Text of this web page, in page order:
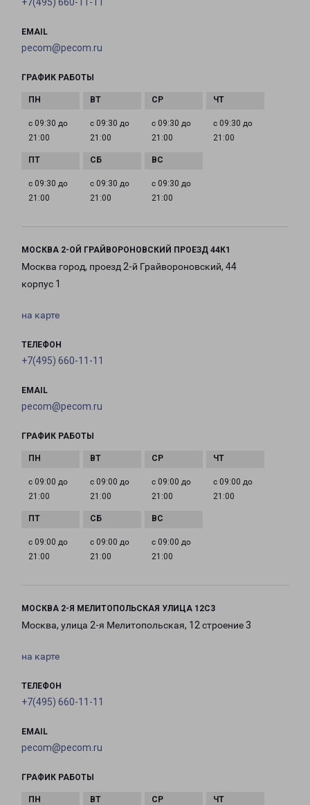
+7(495) 660-11-11
EMAIL
pecom@pecom.ru
ГРАФИК РАБОТЫ
с 09:30 до
21:00
с 09:30 до
21:00
с 09:30 до
21:00
с 09:30 до
21:00
с 09:30 до
21:00
с 09:30 до
21:00
с 09:30 до
21:00
МОСКВА 2-ОЙ ГРАЙВОРОНОВСКИЙ ПРОЕЗД 44К1
Москва город, проезд 2-й Грайвороновский, 44
корпус 1
на карте
ТЕЛЕФОН
+7(495) 660-11-11
EMAIL
pecom@pecom.ru
ГРАФИК РАБОТЫ
с 09:00 до
21:00
с 09:00 до
21:00
с 09:00 до
21:00
с 09:00 до
21:00
с 09:00 до
21:00
с 09:00 до
21:00
с 09:00 до
21:00
МОСКВА 2-Я МЕЛИТОПОЛЬСКАЯ УЛИЦА 12С3
Москва, улица 2-я Мелитопольская, 12 строение 3
на карте
ТЕЛЕФОН
+7(495) 660-11-11
EMAIL
pecom@pecom.ru
ГРАФИК РАБОТЫ